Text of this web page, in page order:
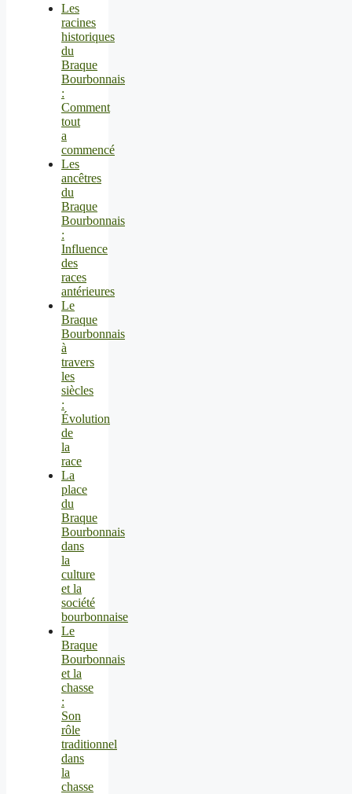
Les
racines
historiques
du
Braque
Bourbonnais
:
Comment
tout
a
commencé
Les
ancêtres
du
Braque
Bourbonnais
:
Influence
des
races
antérieures
Le
Braque
Bourbonnais
à
travers
les
siècles
:
Évolution
de
la
race
La
place
du
Braque
Bourbonnais
dans
la
culture
et la
société
bourbonnaise
Le
Braque
Bourbonnais
et la
chasse
:
Son
rôle
traditionnel
dans
la
chasse